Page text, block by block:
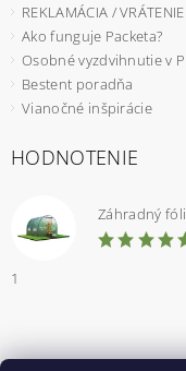
REKLAMÁCIA /
Ako funguje Packeta?
Osobné vyzdvihnutie v
Bestent poradňa
Vianočné inšpirácie
HODNOTENIE
Záhradný
1